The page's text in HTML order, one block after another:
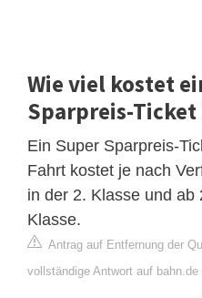
Wie viel kostet
Sparpreis-Ticket
Ein Super Sparpreis-
Fahrt kostet je nach
in der 2. Klasse und ab
Klasse.
Antrag auf Entfernung der
vollständige Antwort auf bahn.de